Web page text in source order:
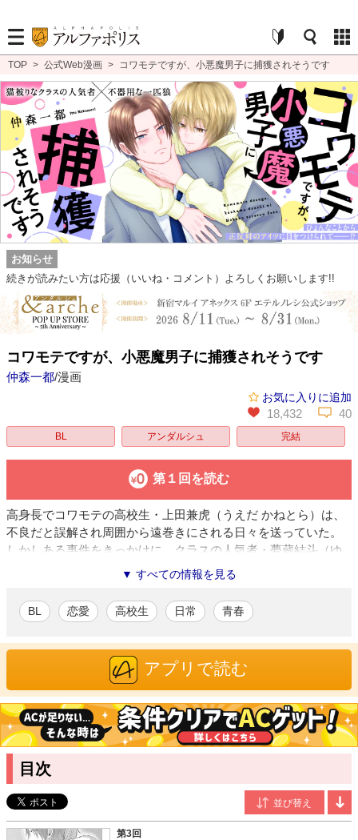
TOP > 公式Web漫画 > コワモテですが、小悪魔男子に捕獲されそうです
お知らせ
続きが読みたい方は応援（いいね・コメント）よろしくお願いします!!
コワモテですが、小悪魔男子に捕獲されそうです
仲森一都/漫画
お気に入りに追加
18,432 40
BL アンダルシュ 完結
第１回を読む
高身長でコワモテの高校生・上田兼虎（うえだ かねとら）は、
不良だと誤解され周囲から遠巻きにされる日々を送っていた。
しかしある事件をきっかけに、クラスの人気者・夢蔵結斗（ゆ
めくら ゆいと）に興味を持たれてやたらと絡まれるように。最
初は戸惑っていた兼虎だったが、結斗の懐っこさにだんだんと
心が揺れ動き……この気持ちは友情？それとも恋心!? 猫被りな
小悪魔男子× 不器用な一匹狼が繰り広げる、青春ラブコメデ
第15回アルファポリス漫画大賞秋の陣・特別賞受賞を機に本作で
商業デビュー。関東在住。泳げませんが海を眺めるのが好きで
す。
▼ すべての情報を見る
BL 恋愛 高校生 日常 青春
アプリで読む
目次
第3回